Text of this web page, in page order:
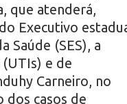
que atenderá,
Executivo
Saúde (SES), a
e de
Carneiro, no
dos casos de